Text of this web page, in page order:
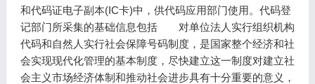
和代码证电子副本(IC卡)中，供代码应用部门使用。代码登
记部门所采集的基础信息包括 对单位法人实行组织机构
代码和自然人实行社会保障号码制度，是国家整个经济和社
会实现现代化管理的基本制度，尽快建立这一制度对建立社
会主义市场经济体制和推动社会进步具有十分重要的意义，